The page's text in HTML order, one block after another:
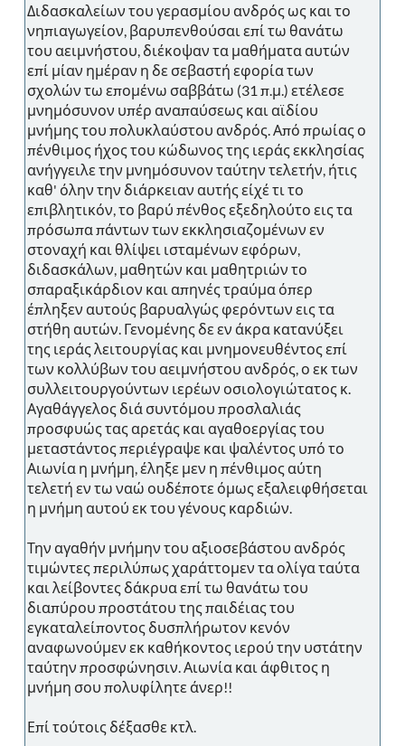
Διδασκαλείων του γερασμίου ανδρός ως και το
νηπιαγωγείον, βαρυπενθούσαι επί τω θανάτω
του αειμνήστου, διέκοψαν τα μαθήματα αυτών
επί μίαν ημέραν η δε σεβαστή εφορία των
σχολών τω επομένω σαββάτω (31 π.μ.) ετέλεσε
μνημόσυνον υπέρ αναπαύσεως και αϊδίου
μνήμης του πολυκλαύστου ανδρός. Από πρωίας ο
πένθιμος ήχος του κώδωνος της ιεράς εκκλησίας
ανήγγειλε την μνημόσυνον ταύτην τελετήν, ήτις
καθ' όλην την διάρκειαν αυτής είχέ τι το
επιβλητικόν, το βαρύ πένθος εξεδηλούτο εις τα
πρόσωπα πάντων των εκκλησιαζομένων εν
στοναχή και θλίψει ισταμένων εφόρων,
διδασκάλων, μαθητών και μαθητριών το
σπαραξικάρδιον και απηνές τραύμα όπερ
έπληξεν αυτούς βαρυαλγώς φερόντων εις τα
στήθη αυτών. Γενομένης δε εν άκρα κατανύξει
της ιεράς λειτουργίας και μνημονευθέντος επί
των κολλύβων του αειμνήστου ανδρός, ο εκ των
συλλειτουργούντων ιερέων οσιολογιώτατος κ.
Αγαθάγγελος διά συντόμου προσλαλιάς
προσφυώς τας αρετάς και αγαθοεργίας του
μεταστάντος περιέγραψε και ψαλέντος υπό το
Αιωνία η μνήμη, έληξε μεν η πένθιμος αύτη
τελετή εν τω ναώ ουδέποτε όμως εξαλειφθήσεται
η μνήμη αυτού εκ του γένους καρδιών.
Την αγαθήν μνήμην του αξιοσεβάστου ανδρός
τιμώντες περιλύπως χαράττομεν τα ολίγα ταύτα
και λείβοντες δάκρυα επί τω θανάτω του
διαπύρου προστάτου της παιδέιας του
εγκαταλείποντος δυσπλήρωτον κενόν
αναφωνούμεν εκ καθήκοντος ιερού την υστάτην
ταύτην προσφώνησιν. Αιωνία και άφθιτος η
μνήμη σου πολυφίλητε άνερ!!
Επί τούτοις δέξασθε κτλ.